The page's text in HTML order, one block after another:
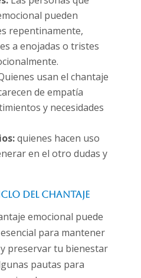
pueden
repentinamente,
a enojadas o tristes
usan el chantaje
de empatía
y necesidades
quienes hacen uso
en el otro dudas y
del Chantaje
emocional puede
para mantener
preservar tu bienestar
pautas para